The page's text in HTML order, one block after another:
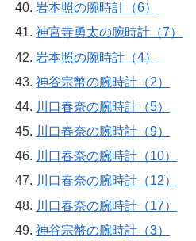
岩本照の腕時計（6）
神宮寺勇太の腕時計（7）
岩本照の腕時計（4）
神谷宗幣の腕時計（2）
川口春奈の腕時計（5）
川口春奈の腕時計（9）
川口春奈の腕時計（10）
川口春奈の腕時計（12）
川口春奈の腕時計（17）
神谷宗幣の腕時計（3）